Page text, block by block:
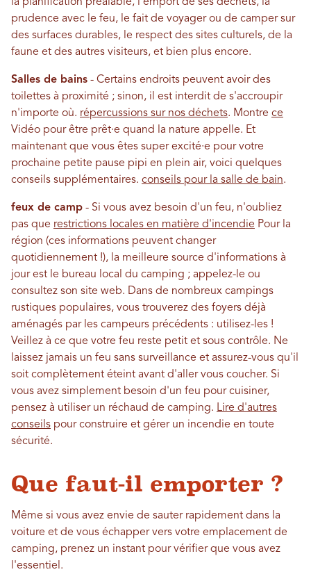
prudence avec le feu, le fait de voyager ou de camper sur
des surfaces durables, le respect des sites culturels, de la
faune et des autres visiteurs, et bien plus encore.
Salles de bains - Certains endroits peuvent avoir des
toilettes à proximité ; sinon, il est interdit de s'accroupir
n'importe où. répercussions sur nos déchets. Montre ce
Vidéo pour être prêt·e quand la nature appelle. Et
maintenant que vous êtes super excité·e pour votre
prochaine petite pause pipi en plein air, voici quelques
conseils supplémentaires. conseils pour la salle de bain.
feux de camp - Si vous avez besoin d'un feu, n'oubliez
pas que restrictions locales en matière d'incendie Pour la
région (ces informations peuvent changer
quotidiennement !), la meilleure source d'informations à
jour est le bureau local du camping ; appelez-le ou
consultez son site web. Dans de nombreux campings
rustiques populaires, vous trouverez des foyers déjà
aménagés par les campeurs précédents : utilisez-les !
Veillez à ce que votre feu reste petit et sous contrôle. Ne
laissez jamais un feu sans surveillance et assurez-vous qu'il
soit complètement éteint avant d'aller vous coucher. Si
vous avez simplement besoin d'un feu pour cuisiner,
pensez à utiliser un réchaud de camping. Lire d'autres
conseils pour construire et gérer un incendie en toute
sécurité.
Que faut-il emporter ?
Même si vous avez envie de sauter rapidement dans la
voiture et de vous échapper vers votre emplacement de
camping, prenez un instant pour vérifier que vous avez
l'essentiel.